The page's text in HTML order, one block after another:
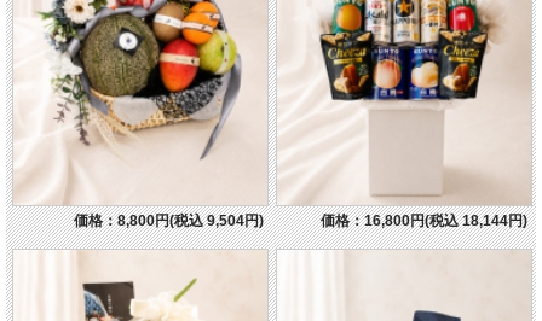
価格：8,800円(税込 9,504円) 価格：16,800円(税込 18,144円)